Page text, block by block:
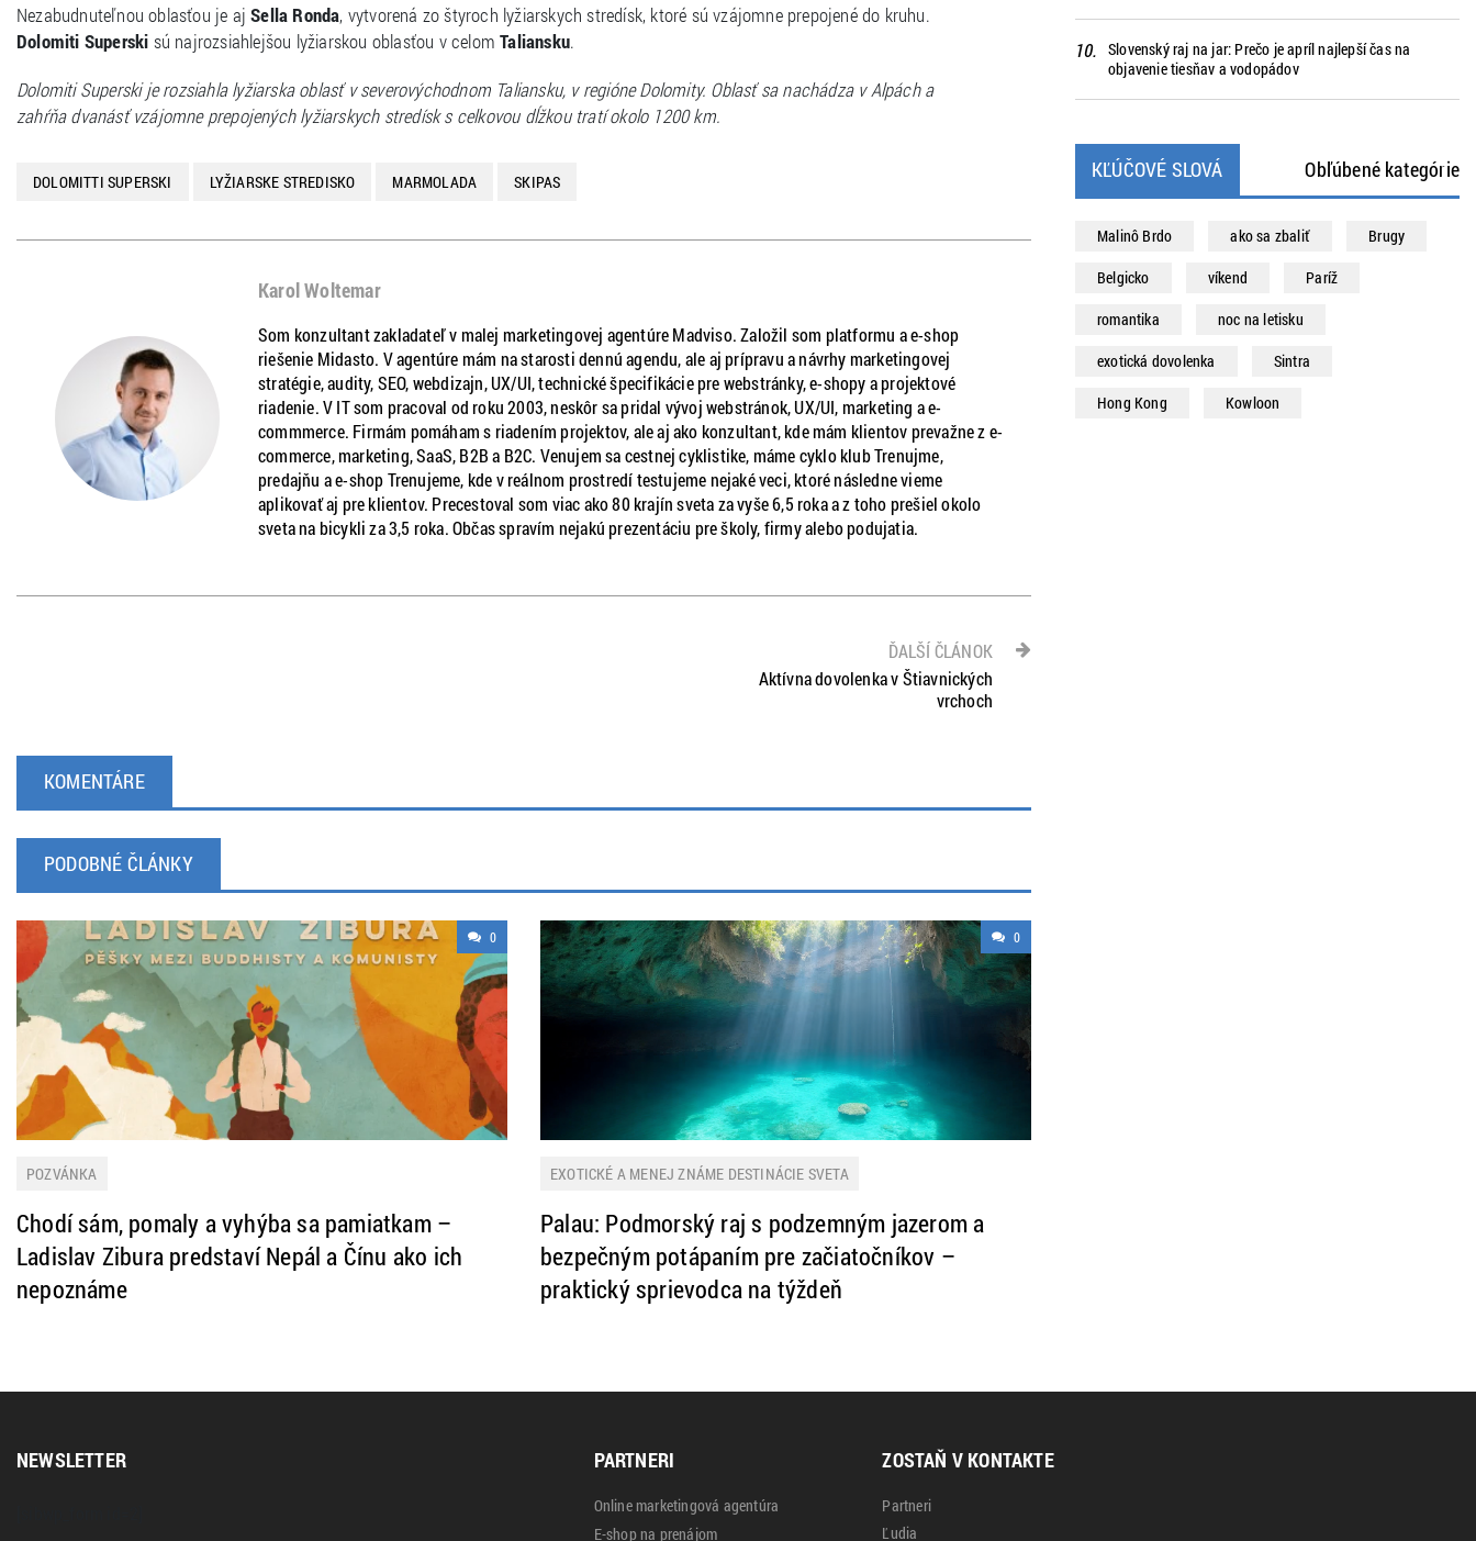
Nezabudnuteľnou oblasťou je ajSella Ronda, vytvorená zo štyroch lyžiarskych stredísk, ktoré sú vzájomne prepojené do kruhu.
Dolomiti Superski sú najrozsiahlejšou lyžiarskou oblasťou v celomTaliansku.
Dolomiti Superski je rozsiahla lyžiarska oblasť v severovýchodnom Taliansku, v regióne Dolomity. Oblasť sa nachádza v Alpách a
zahŕňa dvanásť vzájomne prepojených lyžiarskych stredísk s celkovou dĺžkou tratí okolo 1200 km.
DOLOMITTI SUPERSKI LYŽIARSKE STREDISKO MARMOLADA SKIPAS
Karol Woltemar
Som konzultant zakladateľ v malej marketingovej agentúre Madviso. Založil som platformu a e-shop
riešenie Midasto. V agentúre mám na starosti dennú agendu, ale aj prípravu a návrhy marketingovej
stratégie, audity, SEO, webdizajn, UX/UI, technické špecifikácie pre webstránky, e-shopy a projektové
riadenie. V IT som pracoval od roku 2003, neskôr sa pridal vývoj webstránok, UX/UI, marketing a e-
commmerce. Firmám pomáham s riadením projektov, ale aj ako konzultant, kde mám klientov prevažne z e-
commerce, marketing, SaaS, B2B a B2C. Venujem sa cestnej cyklistike, máme cyklo klub Trenujme,
predajňu a e-shop Trenujeme, kde v reálnom prostredí testujeme nejaké veci, ktoré následne vieme
aplikovať aj pre klientov. Precestoval som viac ako 80 krajín sveta za vyše 6,5 roka a z toho prešiel okolo
sveta na bicykli za 3,5 roka. Občas spravím nejakú prezentáciu pre školy, firmy alebo podujatia.
ĎALŠÍ ČLÁNOK
Aktívna dovolenka v Štiavnických
vrchoch
KOMENTÁRE
PODOBNÉ ČLÁNKY
0
POZVÁNKA
Chodí sám, pomaly a vyhýba sa pamiatkam –
Ladislav Zibura predstaví Nepál a Čínu ako ich
nepoznáme
0
EXOTICKÉ A MENEJ ZNÁME DESTINÁCIE SVETA
Palau: Podmorský raj s podzemným jazerom a
bezpečným potápaním pre začiatočníkov –
praktický sprievodca na týždeň
Slovenský raj na jar: Prečo je apríl najlepší čas na
objavenie tiesňav a vodopádov
KĽÚČOVÉ SLOVÁ Obľúbené kategórie
Malinô Brdo ako sa zbaliť
Brugy
Belgicko
víkend
Paríž
romantika
noc na letisku
exotická dovolenka
Sintra
Hong Kong
Kowloon
NEWSLETTER PARTNERI
Online marketingová agentúra
E-shop na prenájom
ZOSTAŇ V KONTAKTE
Partneri
Ľudia